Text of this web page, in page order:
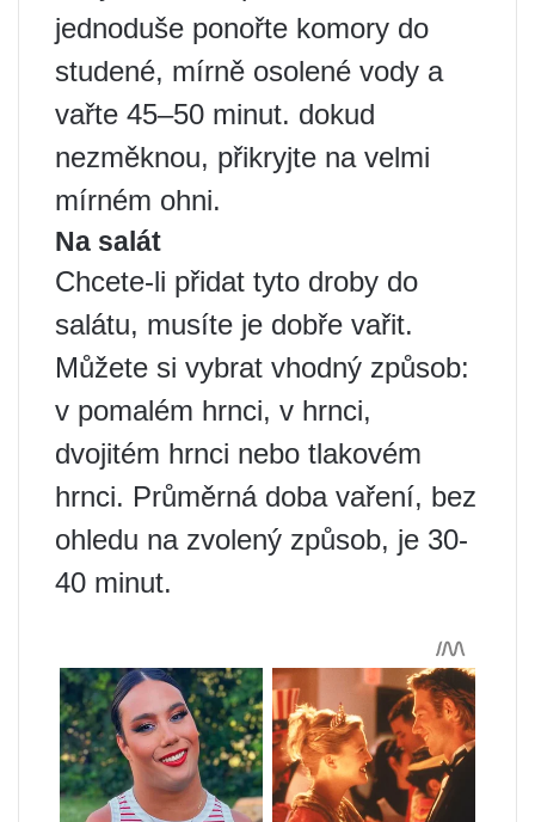
jednoduše ponořte komory do
studené, mírně osolené vody a
vařte 45–50 minut. dokud
nezměknou, přikryjte na velmi
mírném ohni.
Na salát
Chcete-li přidat tyto droby do
salátu, musíte je dobře vařit.
Můžete si vybrat vhodný způsob:
v pomalém hrnci, v hrnci,
dvojitém hrnci nebo tlakovém
hrnci. Průměrná doba vaření, bez
ohledu na zvolený způsob, je 30-
40 minut.